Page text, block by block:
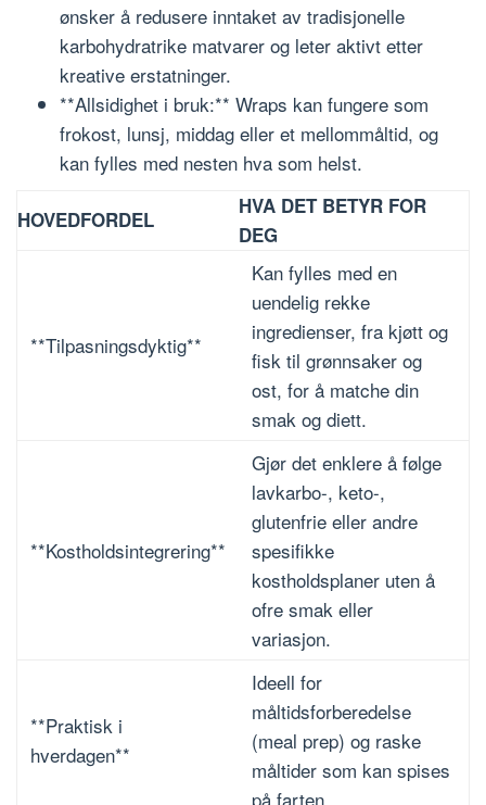
ønsker å redusere inntaket av tradisjonelle
karbohydratrike matvarer og leter aktivt etter
kreative erstatninger.
**Allsidighet i bruk:** Wraps kan fungere som
frokost, lunsj, middag eller et mellommåltid, og
kan fylles med nesten hva som helst.
HOVEDFORDEL
HVA DET BETYR FOR
DEG
**Tilpasningsdyktig**
Kan fylles med en
uendelig rekke
ingredienser, fra kjøtt og
fisk til grønnsaker og
ost, for å matche din
smak og diett.
**Kostholdsintegrering**
Gjør det enklere å følge
lavkarbo-, keto-,
glutenfrie eller andre
spesifikke
kostholdsplaner uten å
ofre smak eller
variasjon.
**Praktisk i
hverdagen**
Ideell for
måltidsforberedelse
(meal prep) og raske
måltider som kan spises
på farten.